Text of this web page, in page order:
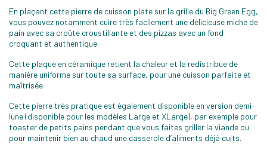
En plaçant cette pierre de cuisson plate sur la grille du Big Green Egg,
vous pouvez notamment cuire très facilement une délicieuse miche de
pain avec sa croûte croustillante et des pizzas avec un fond
croquant et authentique.
Cette plaque en céramique retient la chaleur et la redistribue de
manière uniforme sur toute sa surface, pour une cuisson parfaite et
maîtrisée
Cette pierre très pratique est également disponible en version demi-
lune (disponible pour les modèles Large et XLarge), par exemple pour
toaster de petits pains pendant que vous faites griller la viande ou
pour maintenir bien au chaud une casserole d’aliments déjà cuits.